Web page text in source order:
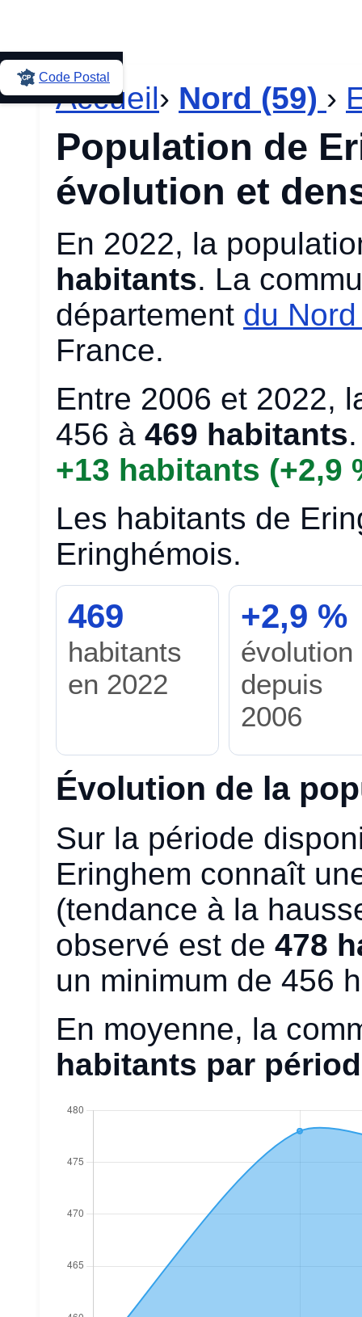
Code Postal
Accueil› Nord (59) ›
Population de
évolution et
En 2022, la
habitants. La
département du
France.
Entre 2006 et 2022,
456 à 469 habitants
+13 habitants (+2,9
Les habitants de
Eringhémois.
469
habitants
en 2022
+2,9 %
évolution
depuis
2006
Évolution de la
Sur la période
Eringhem connaît
(tendance à la
observé est de 478
un minimum de 456
En moyenne, la
habitants par